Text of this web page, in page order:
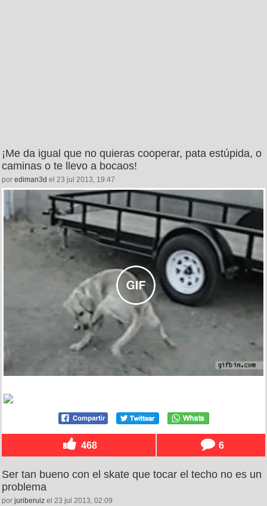
¡Me da igual que no quieras cooperar, pata estúpida, o
caminas o te llevo a bocaos!
por ediman3d el 23 jul 2013, 19:47
468 6
Ser tan bueno con el skate que tocar el techo no es un
problema
por juriberuiz el 23 jul 2013, 02:09